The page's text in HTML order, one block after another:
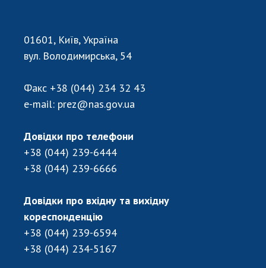
01601, Київ, Україна
вул. Володимирська, 54
Факс +38 (044) 234 32 43
e-mail: prez@nas.gov.ua
Довідки про телефони
+38 (044) 239-6444
+38 (044) 239-6666
Довідки про вхідну та вихідну
кореспонденцію
+38 (044) 239-6594
+38 (044) 234-5167